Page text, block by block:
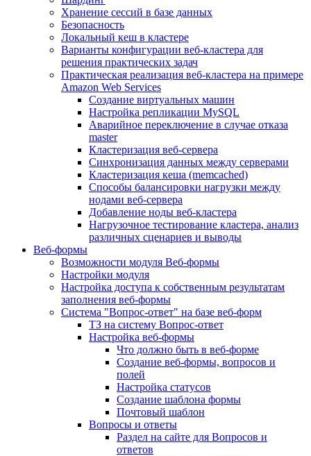
Хранение сессий в базе данных
Безопасность
Локальный кеш в кластере
Варианты конфигурации веб-кластера для
решения практических задач
Практическая реализация веб-кластера на примере
Amazon Web Services
Создание виртуальных машин
Настройка репликации MySQL
Аварийное переключение в случае отказа
master
Кластеризация веб-сервера
Синхронизация данных между серверами
Кластеризация кеша (memcached)
Способы балансировки нагрузки между
нодами веб-сервера
Добавление ноды веб-кластера
Нагрузочное тестирование кластера, анализ
различных сценариев и выводы
Веб-формы
Возможности модуля Веб-формы
Настройки модуля
Настройка доступа к собственным результатам
заполнения веб-формы
Система "Вопрос-ответ" на базе веб-форм
ТЗ на систему Вопрос-ответ
Настройка веб-формы
Что должно быть в веб-форме
Создание веб-формы, вопросов и
полей
Настройка статусов
Создание шаблона формы
Почтовый шаблон
Вопросы и ответы
Раздел на сайте для Вопросов и
ответов